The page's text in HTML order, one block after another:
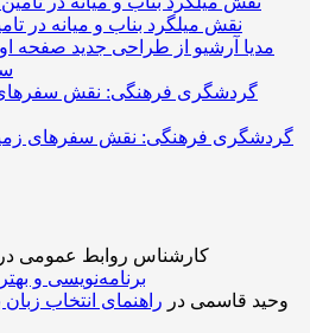
نقش میلگرد بناب و میانه در
مدیا آرشیو از طراحی جدید
گردشگری فرهنگی: نقش سفرهای
کارشناس روابط عمومی در
برنامه‌نویسی و
وحید قاسمی در راهنمای انتخاب